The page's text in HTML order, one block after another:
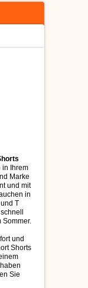
in Ihrem
Marke
und mit
in
T
schnell
Sommer.
und
Shorts
Sie